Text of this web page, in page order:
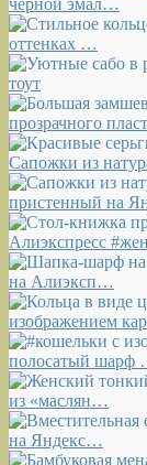
оттенках …
тоут
прозрачного
Сапожки из
пристенный на
Алиэкспресс
на Алиэксп…
изображением
полосатый шарф
из «маслян…
на Яндекс…